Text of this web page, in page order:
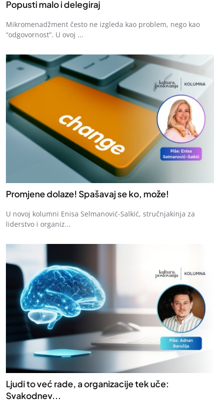
Popusti malo i delegiraj
Mikromenadžment često ne izgleda kao problem, nego kao
“odgovornost”. U ovoj ...
Promjene dolaze! Spašavaj se ko, može!
U novoj kolumni Enisa Selmanović-Salkić, stručnjakinja za
liderstvo i organiz...
Ljudi to već rade, a organizacije tek uče:
Svakodnev...